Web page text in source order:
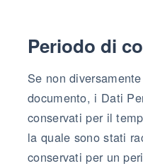
Periodo di
Se non
documento, i Dati
conservati per il
la quale sono stati
conservati per un